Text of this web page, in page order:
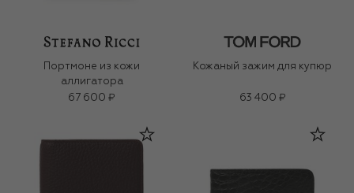
Портмоне из кожи
аллигатора
67 600 ₽
Кожаный зажим для купюр
63 400 ₽